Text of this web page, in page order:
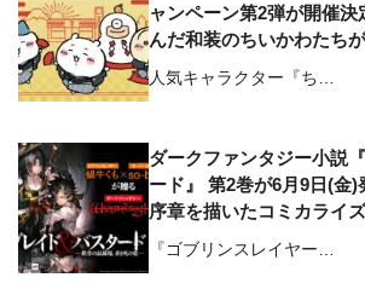
ャンペーン第2弾が開催
んだ和装のちいかわたち
人気キャラクター『ち…
ダークファンタジー小説
ード』 第2巻が6月9日(
序章を描いたコミカライ
公開中
『ゴブリンスレイヤー…